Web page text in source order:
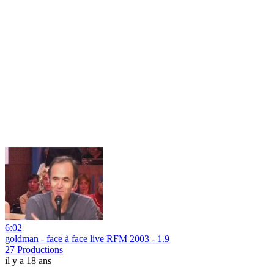
6:02
goldman - face à face live RFM 2003 - 1.9
27 Productions
il y a 18 ans